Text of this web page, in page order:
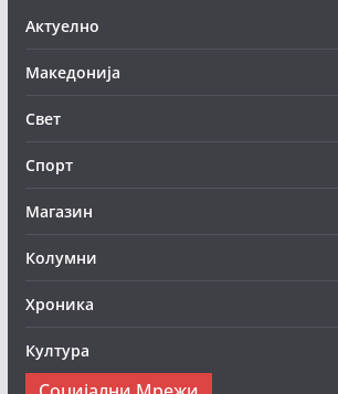
Актуелно
Македонија
Свет
Спорт
Магазин
Колумни
Хроника
Култура